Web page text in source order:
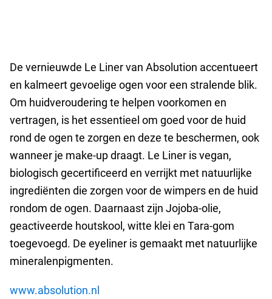
De vernieuwde Le Liner van Absolution accentueert
en kalmeert gevoelige ogen voor een stralende blik.
Om huidveroudering te helpen voorkomen en
vertragen, is het essentieel om goed voor de huid
rond de ogen te zorgen en deze te beschermen, ook
wanneer je make-up draagt. Le Liner is vegan,
biologisch gecertificeerd en verrijkt met natuurlijke
ingrediënten die zorgen voor de wimpers en de huid
rondom de ogen. Daarnaast zijn Jojoba-olie,
geactiveerde houtskool, witte klei en Tara-gom
toegevoegd. De eyeliner is gemaakt met natuurlijke
mineralenpigmenten.
www.absolution.nl